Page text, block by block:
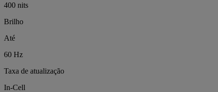
400 nits
Brilho
Até
60 Hz
Taxa de atualização
In-Cell